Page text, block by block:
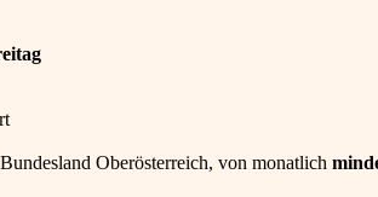
Oberösterreich, von monatlich